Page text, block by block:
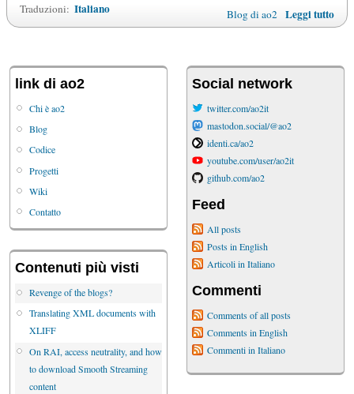
Traduzioni: Italiano Blog di ao2 Leggi tutto
link di ao2
Chi è ao2
Blog
Codice
Progetti
Wiki
Contatto
Contenuti più visti
Revenge of the blogs?
Translating XML documents with
XLIFF
On RAI, access neutrality, and how
to download Smooth Streaming
content
Social network
twitter.com/ao2it
mastodon.social/@ao2
identi.ca/ao2
youtube.com/user/ao2it
github.com/ao2
Feed
All posts
Posts in English
Articoli in Italiano
Commenti
Comments of all posts
Comments in English
Commenti in Italiano